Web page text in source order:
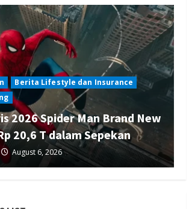
Berita Lifestyle dan Insurance
2026 Spider Man Brand New
20,6 T dalam Sepekan
August 6, 2026